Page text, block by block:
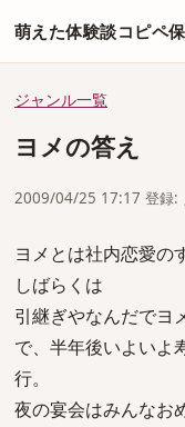
萌えた体験談コピペ
ジャンル一覧
ヨメの答え
2009/04/25 17:17 登録:
ヨメとは社内恋愛の
しばらくは
引継ぎやなんだでヨ
で、半年後いよいよ
行。
夜の宴会はみんなお